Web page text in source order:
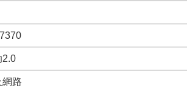
2.0
網路